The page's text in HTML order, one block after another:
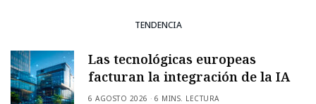
TENDENCIA
Las tecnológicas europeas
facturan la integración de la IA
6 AGOSTO 2026 6 MINS. LECTURA